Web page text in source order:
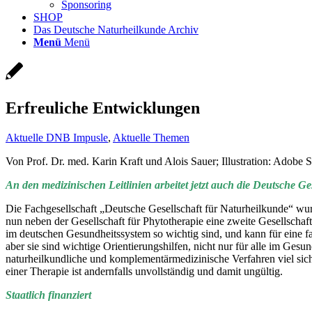
Sponsoring
SHOP
Das Deutsche Naturheilkunde Archiv
Menü Menü
Erfreuliche Entwicklungen
Aktuelle DNB Impusle, Aktuelle Themen
Von Prof. Dr. med. Karin Kraft und Alois Sauer; Illustration: Adobe
An den medizinischen Leitlinien arbeitet jetzt auch die Deutsche
Die Fachgesellschaft „Deutsche Gesellschaft für Naturheilkunde“
nun neben der Gesellschaft für Phytotherapie eine zweite
im deutschen Gesundheitssystem so wichtig sind, und kann für
aber sie sind wichtige Orientierungshilfen, nicht nur für alle im
naturheilkundliche und komplementärmedizinische Verfahren viel
einer Therapie ist andernfalls unvollständig und damit ungültig.
Staatlich finanziert